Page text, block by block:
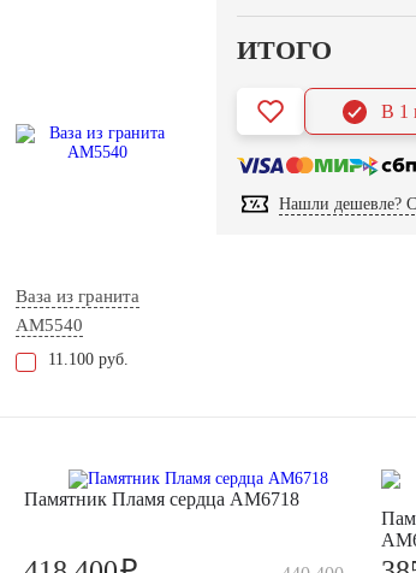
Ваза из гранита
AM5540
11.100 руб.
ИТОГО
В 1
Нашли дешевле?
Памятник Пламя сердца AM6718